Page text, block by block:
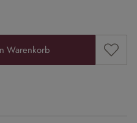
Wert ein oder
Warenkorb Zum